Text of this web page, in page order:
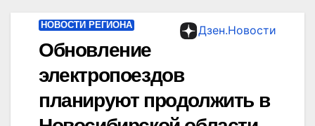
Дзен.Новости
НОВОСТИ РЕГИОНА
Обновление
электропоездов
планируют продолжить в